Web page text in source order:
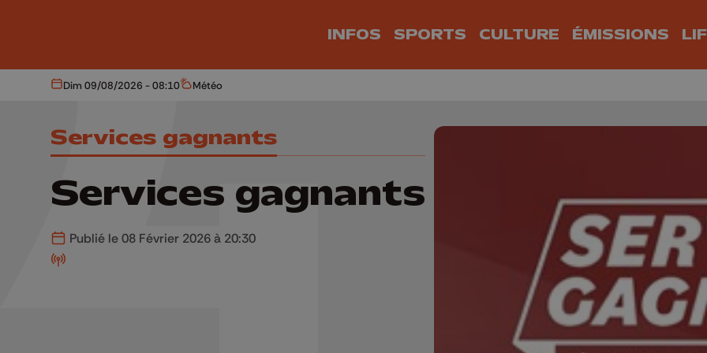
INFOS SPORTS CULTURE ÉMISSIONS
Aujourd'hui
Dim 09/08/2026 - 08:10 Météo
Météo
Services gagnants
Services gagnants
Publié le 08 Février 2026 à 20:30